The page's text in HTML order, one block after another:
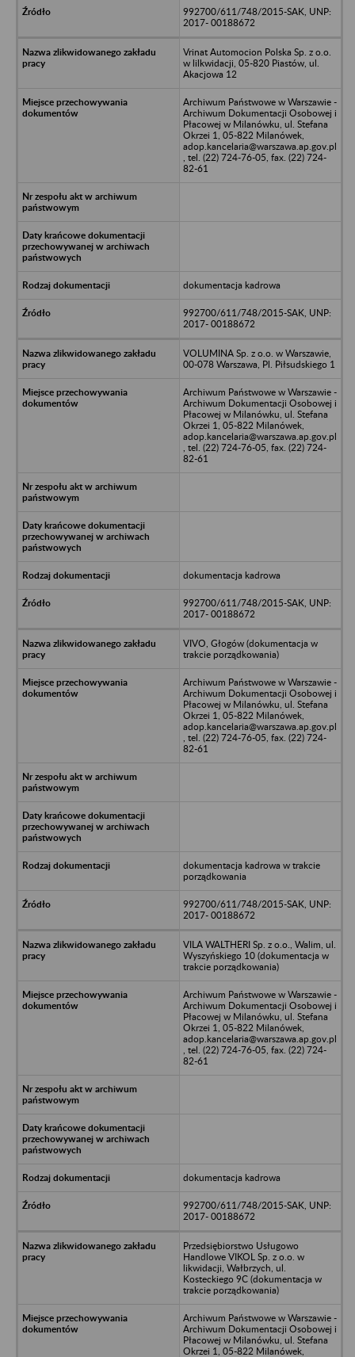
992700/611/748/2015-SAK, UNP:
2017- 00188672
Vrinat Automocion Polska Sp. z o.o.
w lilkwidacji, 05-820 Piastów, ul.
Akacjowa 12
Archiwum Państwowe w Warszawie -
Archiwum Dokumentacji Osobowej i
Płacowej w Milanówku, ul. Stefana
Okrzei 1, 05-822 Milanówek,
adop.kancelaria@warszawa.ap.gov.pl
, tel. (22) 724-76-05, fax. (22) 724-
82-61
dokumentacja kadrowa
992700/611/748/2015-SAK, UNP:
2017- 00188672
VOLUMINA Sp. z o.o. w Warszawie,
00-078 Warszawa, Pl. Piłsudskiego 1
Archiwum Państwowe w Warszawie -
Archiwum Dokumentacji Osobowej i
Płacowej w Milanówku, ul. Stefana
Okrzei 1, 05-822 Milanówek,
adop.kancelaria@warszawa.ap.gov.pl
, tel. (22) 724-76-05, fax. (22) 724-
82-61
dokumentacja kadrowa
992700/611/748/2015-SAK, UNP:
2017- 00188672
VIVO, Głogów (dokumentacja w
trakcie porządkowania)
Archiwum Państwowe w Warszawie -
Archiwum Dokumentacji Osobowej i
Płacowej w Milanówku, ul. Stefana
Okrzei 1, 05-822 Milanówek,
adop.kancelaria@warszawa.ap.gov.pl
, tel. (22) 724-76-05, fax. (22) 724-
82-61
dokumentacja kadrowa w trakcie
porządkowania
992700/611/748/2015-SAK, UNP:
2017- 00188672
VILA WALTHERI Sp. z o.o., Walim, ul.
Wyszyńskiego 10 (dokumentacja w
trakcie porządkowania)
Archiwum Państwowe w Warszawie -
Archiwum Dokumentacji Osobowej i
Płacowej w Milanówku, ul. Stefana
Okrzei 1, 05-822 Milanówek,
adop.kancelaria@warszawa.ap.gov.pl
, tel. (22) 724-76-05, fax. (22) 724-
82-61
dokumentacja kadrowa
992700/611/748/2015-SAK, UNP:
2017- 00188672
Przedsiębiorstwo Usługowo
Handlowe VIKOL Sp. z o.o. w
likwidacji, Wałbrzych, ul.
Kosteckiego 9C (dokumentacja w
trakcie porządkowania)
Archiwum Państwowe w Warszawie -
Archiwum Dokumentacji Osobowej i
Płacowej w Milanówku, ul. Stefana
Okrzei 1, 05-822 Milanówek,